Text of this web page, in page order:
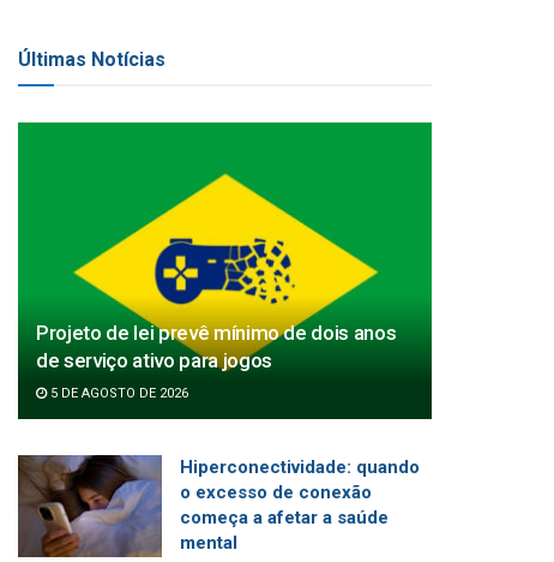
Últimas Notícias
Projeto de lei prevê mínimo de dois anos
de serviço ativo para jogos
5 DE AGOSTO DE 2026
Hiperconectividade: quando
o excesso de conexão
começa a afetar a saúde
mental